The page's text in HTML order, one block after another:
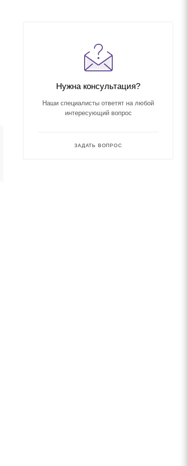
Нужна консультация?
Наши специалисты ответят на любой
интересующий вопрос
ЗАДАТЬ ВОПРОС